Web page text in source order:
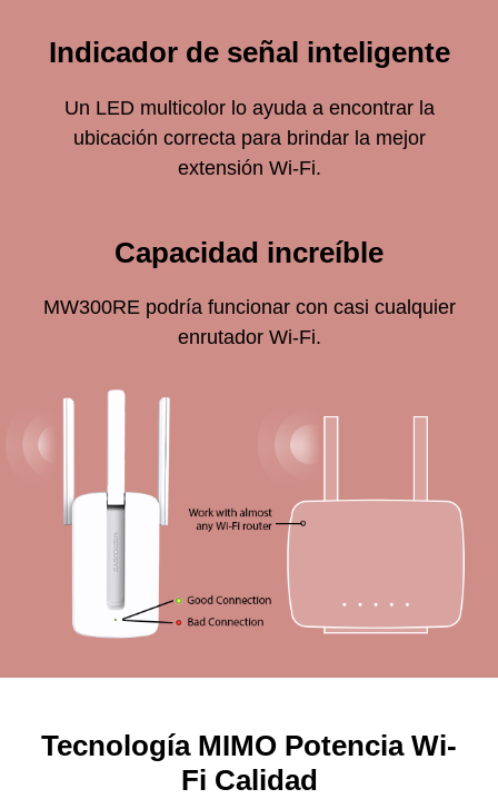
Indicador de señal inteligente
Un LED multicolor lo ayuda a encontrar la
ubicación correcta para brindar la mejor
extensión Wi-Fi.
Capacidad increíble
MW300RE podría funcionar con casi cualquier
enrutador Wi-Fi.
Tecnología MIMO Potencia Wi-
Fi Calidad